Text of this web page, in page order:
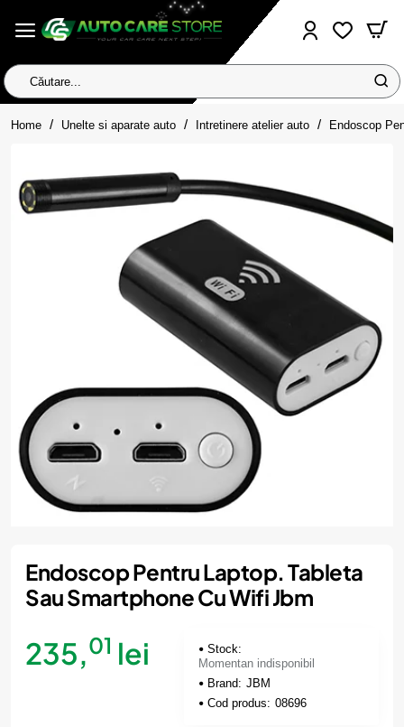
Căutare...
Home homeUnelte si aparate auto Intretinere atelier auto Endoscop
Momentan indisponibil
Endoscop Pentru Laptop. Tableta
Sau Smartphone Cu Wifi Jbm
235,01 lei
Stock:
Momentan indisponibil
Brand: JBM
Cod produs: 08696